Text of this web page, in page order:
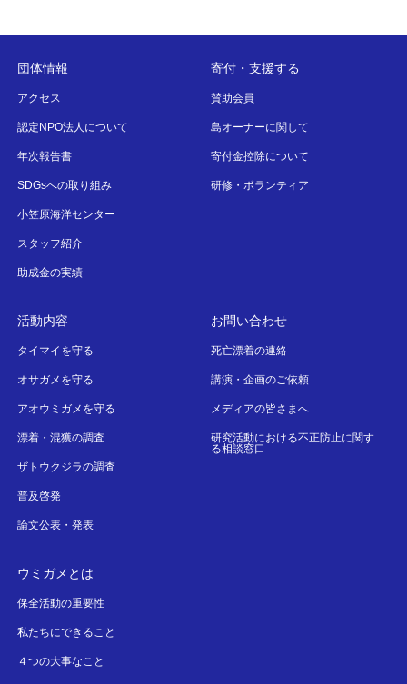
団体情報
アクセス
認定NPO法人について
年次報告書
SDGsへの取り組み
小笠原海洋センター
スタッフ紹介
助成金の実績
寄付・支援する
賛助会員
島オーナーに関して
寄付金控除について
研修・ボランティア
活動内容
タイマイを守る
オサガメを守る
アオウミガメを守る
漂着・混獲の調査
ザトウクジラの調査
普及啓発
論文公表・発表
お問い合わせ
死亡漂着の連絡
講演・企画のご依頼
メディアの皆さまへ
研究活動における不正防止に関す
る相談窓口
ウミガメとは
保全活動の重要性
私たちにできること
４つの大事なこと